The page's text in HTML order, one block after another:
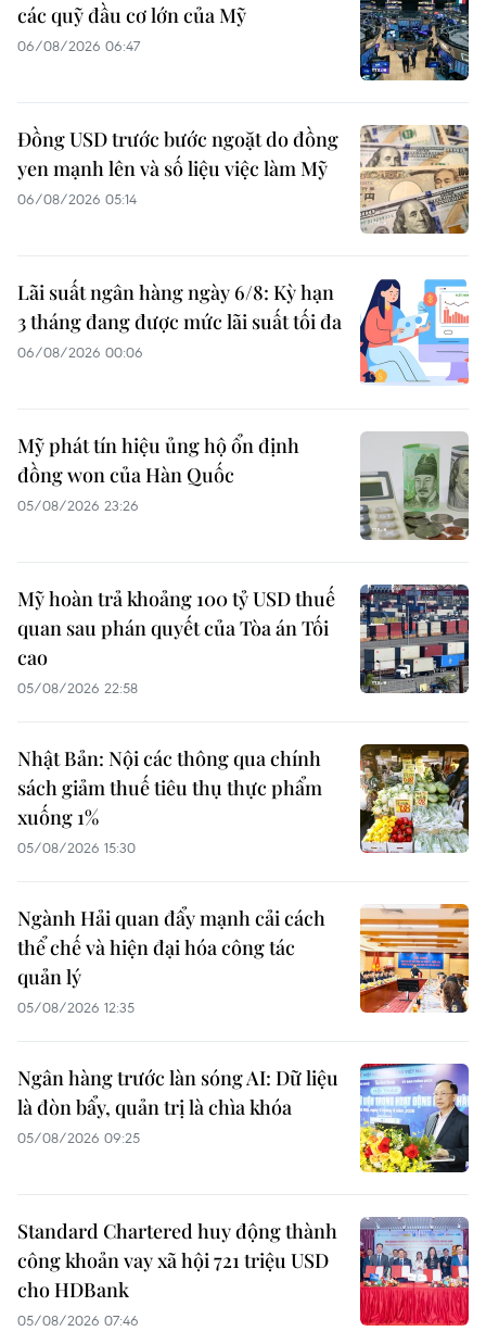
các quỹ đầu cơ lớn của Mỹ
06/08/2026 06:47
Đồng USD trước bước ngoặt do đồng
yen mạnh lên và số liệu việc làm Mỹ
06/08/2026 05:14
Lãi suất ngân hàng ngày 6/8: Kỳ hạn
3 tháng đang được mức lãi suất tối đa
06/08/2026 00:06
Mỹ phát tín hiệu ủng hộ ổn định
đồng won của Hàn Quốc
05/08/2026 23:26
Mỹ hoàn trả khoảng 100 tỷ USD thuế
quan sau phán quyết của Tòa án Tối
cao
05/08/2026 22:58
Nhật Bản: Nội các thông qua chính
sách giảm thuế tiêu thụ thực phẩm
xuống 1%
05/08/2026 15:30
Ngành Hải quan đẩy mạnh cải cách
thể chế và hiện đại hóa công tác
quản lý
05/08/2026 12:35
Ngân hàng trước làn sóng AI: Dữ liệu
là đòn bẩy, quản trị là chìa khóa
05/08/2026 09:25
Standard Chartered huy động thành
công khoản vay xã hội 721 triệu USD
cho HDBank
05/08/2026 07:46